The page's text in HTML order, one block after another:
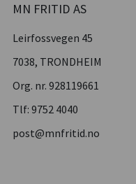
MN FRITID AS
Leirfossvegen 45
7038, TRONDHEIM
Org. nr. 928119661
Tlf: 9752 4040
post@mnfritid.no